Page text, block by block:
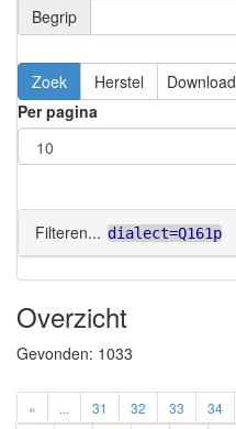
Begrip
Zoek Herstel
Download
Per pagina
Filteren... dialect=Q161p
Overzicht
Gevonden: 1033
« ... 31 32 33 34